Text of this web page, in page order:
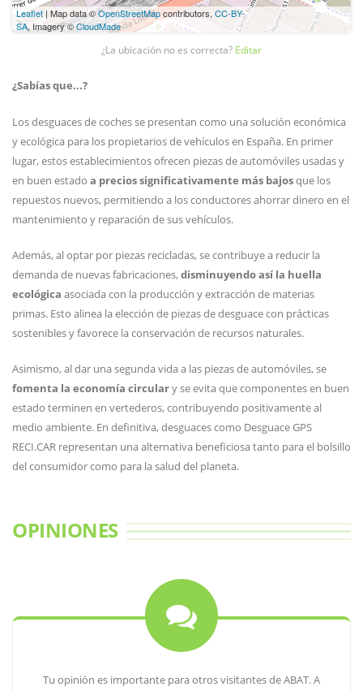
Leaflet | Map data ©OpenStreetMapcontributors, CC-BY-
SA, Imagery ©CloudMade
¿La ubicación no es correcta? Editar
¿Sabías que...?
Los desguaces de coches se presentan como una solución económica
y ecológica para los propietarios de vehículos en España. En primer
lugar, estos establecimientos ofrecen piezas de automóviles usadas y
en buen estado a precios significativamente más bajosque los
repuestos nuevos, permitiendo a los conductores ahorrar dinero en el
mantenimiento y reparación de sus vehículos.
Además, al optar por piezas recicladas, se contribuye a reducir la
demanda de nuevas fabricaciones,disminuyendo así la huella
ecológica asociada con la producción y extracción de materias
primas. Esto alinea la elección de piezas de desguace con prácticas
sostenibles y favorece la conservación de recursos naturales.
Asimismo, al dar una segunda vida a las piezas de automóviles, se
fomenta la economía circulary se evita que componentes en buen
estado terminen en vertederos, contribuyendo positivamente al
medio ambiente. En definitiva, desguaces como Desguace GPS
RECI.CAR representan una alternativa beneficiosa tanto para el bolsillo
del consumidor como para la salud del planeta.
OPINIONES
Tu opinión es importante para otros visitantes de ABAT. A